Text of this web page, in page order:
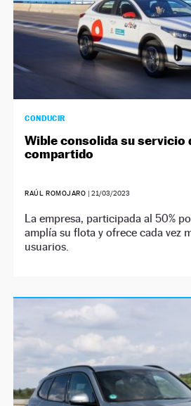
CONDUCIR
Wible consolida su servicio
compartido
RAÚL ROMOJARO | 21/03/2023
La empresa, participada al 50%
amplía su flota y ofrece cada vez
usuarios.